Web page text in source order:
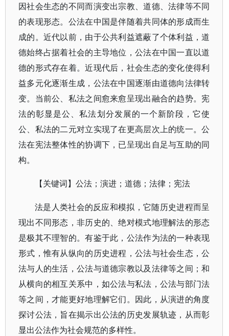
因社会生态的不同而演变出宗教、道德、法律等不同
的表现形态。公法在中国是伴随着共同体的形成而生
成的。近代以前，由于公共利益遮蔽了个体利益，道
德始终占据着社会的主导地位，公法在中国一直以道
德的形式存在着。近现代后，社会生态的变化使得利
益多元化逐渐生成，公法在中国逐渐由道德向法律转
变。当前公、私法之间愈来愈呈现出融合的趋势。宪
法的彰显是公、私法划分发展的一个新阶段，它使
公、私法的二元对立实现了在更高层次上的统一。公
法在宪法整体性的协调下，已呈现出自足与互助的同
构。
【关键词】公法；演进；道德；法律；宪法
法是人类社会的反应和模拟，它随历史进程而呈
现出不同形态，非历史的、绝对模式地理解法的形态
是极其不理智的。有鉴于此，公法作为法的一种表现
形式，惟有从纵向的历史进程，公法与社会生态，公
法与人的生活，公法与道德宗教以及法律等之间；和
从横向的相互关系中，如公法与私法，公法与部门法
等之间，才能更好地理解它们。因此，从演进的角度
探讨公法，旨在揭示出公法的历史发展轨迹，从而彰
显出公法作为社会规范的多样性。